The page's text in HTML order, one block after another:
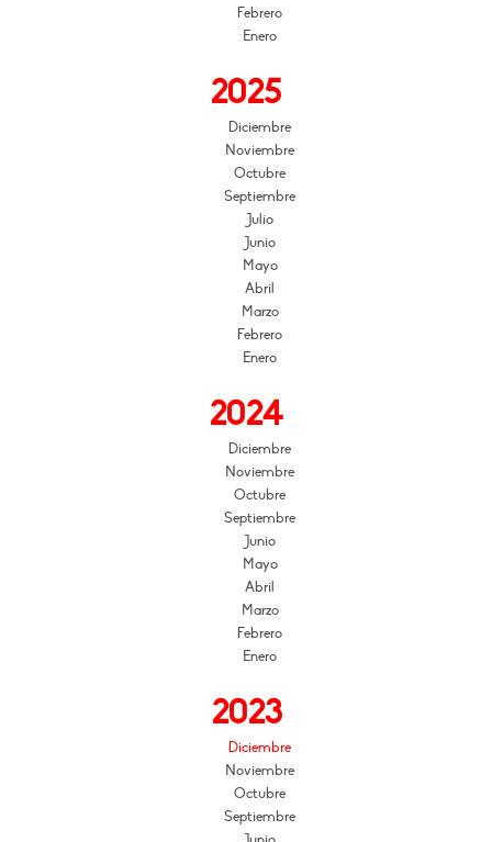
Febrero
Enero
2025
Diciembre
Noviembre
Octubre
Septiembre
Julio
Junio
Mayo
Abril
Marzo
Febrero
Enero
2024
Diciembre
Noviembre
Octubre
Septiembre
Junio
Mayo
Abril
Marzo
Febrero
Enero
2023
Diciembre
Noviembre
Octubre
Septiembre